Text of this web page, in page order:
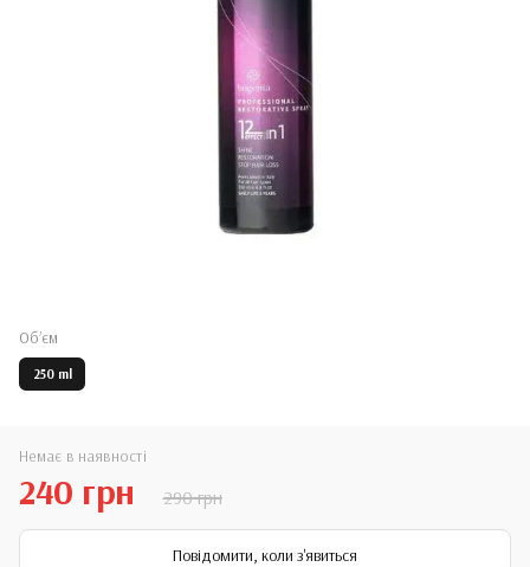
Обʼєм
250 ml
Немає в наявності
240 грн 290 грн
Повідомити, коли з'явиться